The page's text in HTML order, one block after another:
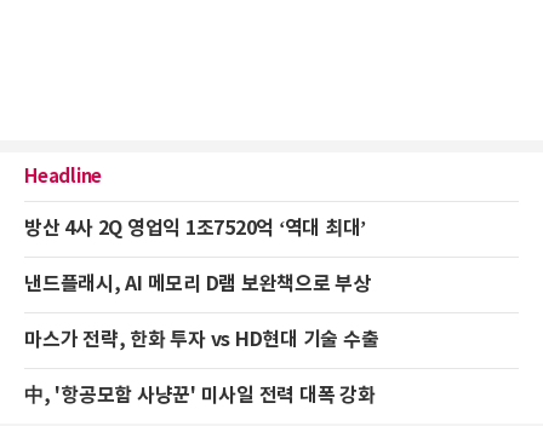
Headline
방산 4사 2Q 영업익 1조7520억 ‘역대 최대’
낸드플래시, AI 메모리 D램 보완책으로 부상
마스가 전략, 한화 투자 vs HD현대 기술 수출
中, '항공모함 사냥꾼' 미사일 전력 대폭 강화